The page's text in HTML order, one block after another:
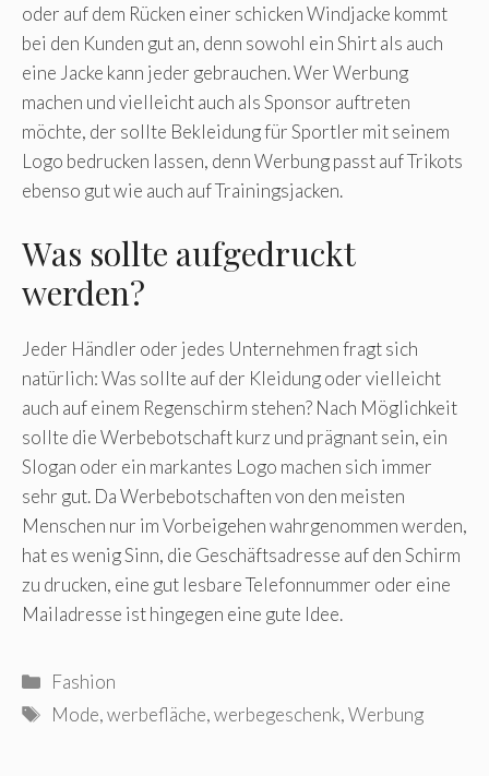
oder auf dem Rücken einer schicken Windjacke kommt
bei den Kunden gut an, denn sowohl ein Shirt als auch
eine Jacke kann jeder gebrauchen. Wer Werbung
machen und vielleicht auch als Sponsor auftreten
möchte, der sollte Bekleidung für Sportler mit seinem
Logo bedrucken lassen, denn Werbung passt auf Trikots
ebenso gut wie auch auf Trainingsjacken.
Was sollte aufgedruckt
werden?
Jeder Händler oder jedes Unternehmen fragt sich
natürlich: Was sollte auf der Kleidung oder vielleicht
auch auf einem Regenschirm stehen? Nach Möglichkeit
sollte die Werbebotschaft kurz und prägnant sein, ein
Slogan oder ein markantes Logo machen sich immer
sehr gut. Da Werbebotschaften von den meisten
Menschen nur im Vorbeigehen wahrgenommen werden,
hat es wenig Sinn, die Geschäftsadresse auf den Schirm
zu drucken, eine gut lesbare Telefonnummer oder eine
Mailadresse ist hingegen eine gute Idee.
Kategorien
Fashion
Schlagwörter
Mode,werbefläche,werbegeschenk,Werbung